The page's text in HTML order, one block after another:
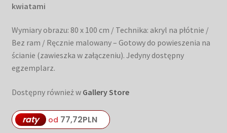
kwiatami
Wymiary obrazu: 80 x 100 cm / Technika: akryl na płótnie /
Bez ram / Ręcznie malowany – Gotowy do powieszenia na
ścianie (zawieszka w załączeniu). Jedyny dostępny
egzemplarz.
Dostępny również w Gallery Store
raty od 77,72PLN